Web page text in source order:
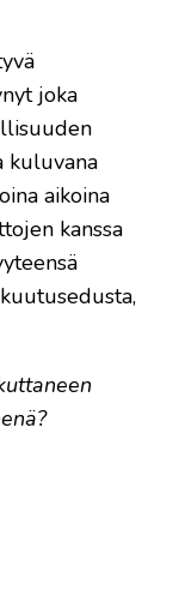
joka
kuluvana
aikoina
kanssa